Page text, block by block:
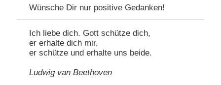
Wünsche Dir nur positive Gedanken!
Ich liebe dich. Gott schütze dich,
er erhalte dich mir,
er schütze und erhalte uns beide.
Ludwig van Beethoven